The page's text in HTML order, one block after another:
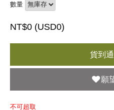
數量
NT$0 (USD0)
貨到
願
不可超取